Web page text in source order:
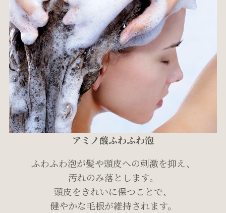
アミノ酸ふわふわ泡
ふわふわ泡が髪や頭皮への刺激を抑え、
汚れのみ落とします。
頭皮をきれいに保つことで、
健やかな毛根が維持されます。